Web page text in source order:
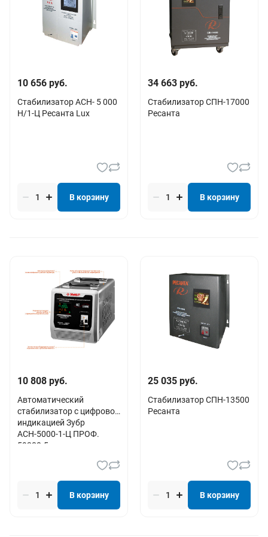
10 656 руб.
Стабилизатор АСН- 5 000
Н/1-Ц Ресанта Lux
В корзину
34 663 руб.
Стабилизатор СПН-17000
Ресанта
В корзину
10 808 руб.
Автоматический
стабилизатор с цифровой
индикацией Зубр
АСН-5000-1-Ц ПРОФ.
59380-5
В корзину
25 035 руб.
Стабилизатор СПН-13500
Ресанта
В корзину